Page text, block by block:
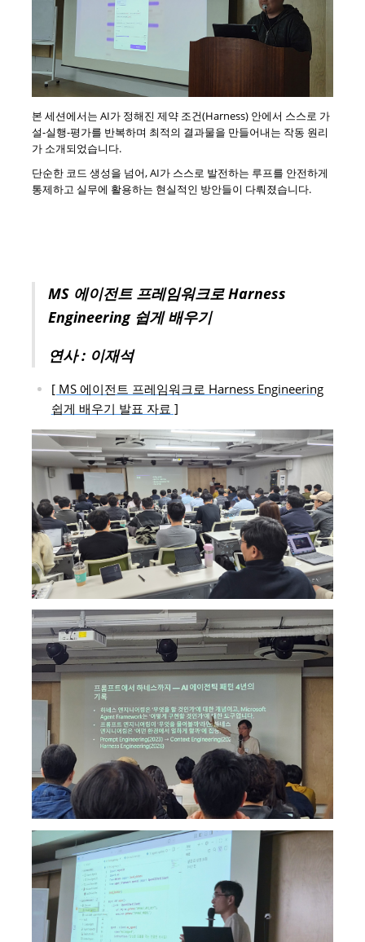
본 세션에서는 AI가 정해진 제약 조건(Harness) 안에서 스스로 가
설-실행-평가를 반복하며 최적의 결과물을 만들어내는 작동 원리
가 소개되었습니다.
단순한 코드 생성을 넘어, AI가 스스로 발전하는 루프를 안전하게
통제하고 실무에 활용하는 현실적인 방안들이 다뤄졌습니다.
MS 에이전트 프레임워크로 Harness
Engineering 쉽게 배우기
연사 : 이재석
[ MS 에이전트 프레임워크로 Harness Engineering
쉽게 배우기 발표 자료 ]